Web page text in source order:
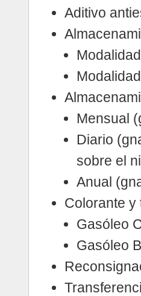
Aditivo
Mensual
Diario
sobre el
Anual
Colorante y
Gasóleo
Gasóleo